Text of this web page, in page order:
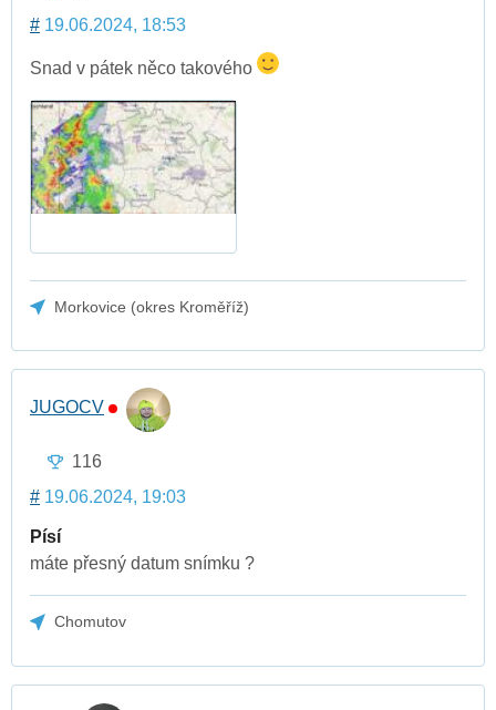
# 19.06.2024, 18:53
Snad v pátek něco takového
Morkovice (okres Kroměříž)
JUGOCV
116
# 19.06.2024, 19:03
Písí
máte přesný datum snímku ?
Chomutov